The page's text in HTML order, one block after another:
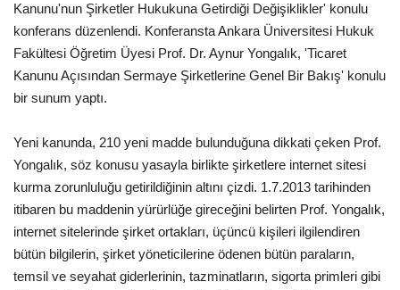
Künye
Yaşam
İletişim
Kültür Sanat
Kanunu'nun Şirketler Hukukuna Getirdiği Değişiklikler' konulu
konferans düzenlendi. Konferansta Ankara Üniversitesi Hukuk
Fakültesi Öğretim Üyesi Prof. Dr. Aynur Yongalık, 'Ticaret
Kanunu Açısından Sermaye Şirketlerine Genel Bir Bakış' konulu
bir sunum yaptı.
Yeni kanunda, 210 yeni madde bulunduğuna dikkati çeken Prof.
Yongalık, söz konusu yasayla birlikte şirketlere internet sitesi
kurma zorunluluğu getirildiğinin altını çizdi. 1.7.2013 tarihinden
itibaren bu maddenin yürürlüğe gireceğini belirten Prof. Yongalık,
internet sitelerinde şirket ortakları, üçüncü kişileri ilgilendiren
bütün bilgilerin, şirket yöneticilerine ödenen bütün paraların,
temsil ve seyahat giderlerinin, tazminatların, sigorta primleri gibi